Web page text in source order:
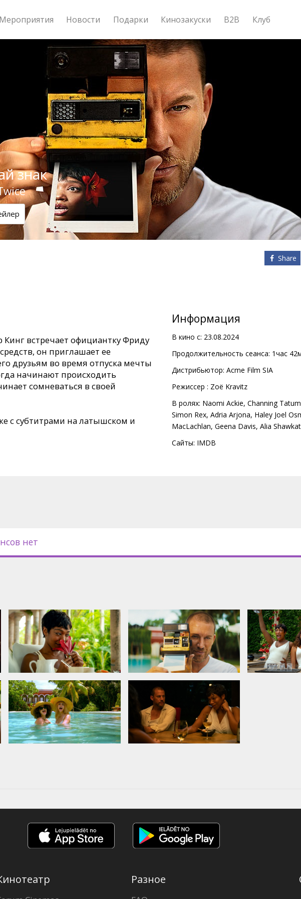
Мероприятия Новости Подарки Кинозакуски B2B Клуб
знак
Share
встречает официантку Фриду
он приглашает ее
друзьям во время отпуска мечты
начинают происходить
сомневаться в своей
с субтитрами на латышском и
Информация
В кино с: 23.08.2024
Продолжительность сеанса: 1час
Дистрибьютор: Acme Film SIA
Pежиссер : Zoë Kravitz
В ролях: Naomi Ackie, Channing Tatum
Simon Rex, Adria Arjona, Haley Joel
MacLachlan, Geena Davis, Alia Shawkat
Сайты: IMDB
нет
Разное